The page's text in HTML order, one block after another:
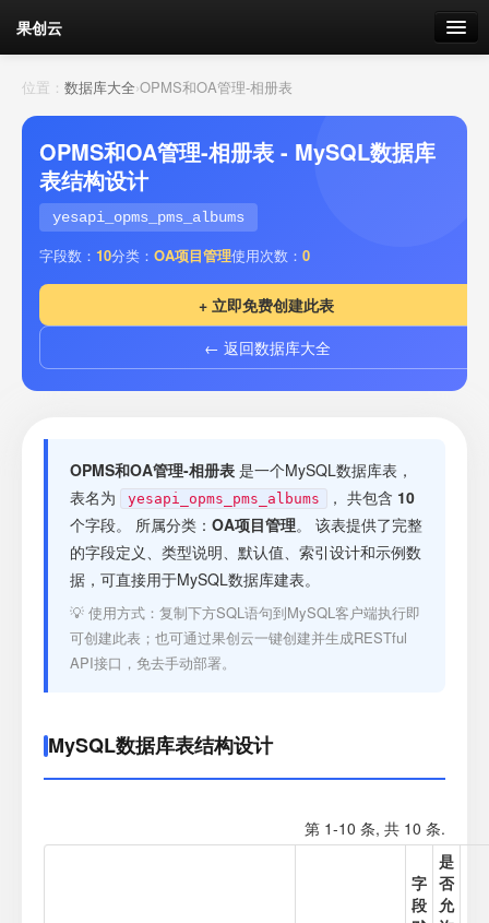
果创云
数据表单
API接口
云存储
流量 剩余接口流量
套餐
接口测试
位置： 数据库大全›OPMS和OA管理-相册表
OPMS和OA管理-相册表 - MySQL数据库
表结构设计
yesapi_opms_pms_albums
字段数： 10分类： OA项目管理使用次数： 0
+ 立即免费创建此表
← 返回数据库大全
OPMS和OA管理-相册表 是一个MySQL数据库表，
表名为
yesapi_opms_pms_albums ， 共包含 10
个字段。 所属分类： OA项目管理。 该表提供了完整
的字段定义、类型说明、默认值、索引设计和示例数
据，可直接用于MySQL数据库建表。
💡 使用方式：复制下方SQL语句到MySQL客户端执行即
可创建此表；也可通过果创云一键创建并生成RESTful
API接口，免去手动部署。
MySQL数据库表结构设计
第 1-10 条, 共 10 条.
字
段
是
否
允